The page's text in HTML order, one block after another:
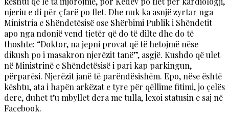
njeriu e di për çfarë po flet. Dhe nuk ka asnjë zyrtar nga
Ministria e Shëndetësisë ose Shërbimi Publik i Shëndetit
apo nga ndonjë vend tjetër që do të dilte dhe do të
thoshte: “Doktor, na jepni provat që të hetojmë nëse
dikush po i masakron njerëzit tanë”, asgjë. Kushdo që ulet
në Ministrinë e Shëndetësisë i pari kap parkingun,
përparësi. Njerëzit janë të parëndësishëm. Epo, nëse është
kështu, ata i hapën arkëzat e tyre për qëllime fitimi, jo çelës
dere, duhet t’u mbyllet dera me tulla, lexoi statusin e saj në
Facebook.